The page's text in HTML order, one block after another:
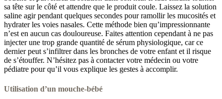
sa tête sur le côté et attendre que le produit coule. Laissez la solution
saline agir pendant quelques secondes pour ramollir les mucosités et
hydrater les voies nasales. Cette méthode bien qu’impressionnante
n’est en aucun cas douloureuse. Faites attention cependant à ne pas
injecter une trop grande quantité de sérum physiologique, car ce
dernier peut s’infiltrer dans les bronches de votre enfant et il risque
de s’étouffer. N’hésitez pas à contacter votre médecin ou votre
pédiatre pour qu’il vous explique les gestes à accomplir.
Utilisation d’un mouche-bébé